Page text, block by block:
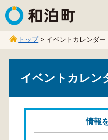
和泊町
トップ> イベントカレンダー
イベントカレン
情報